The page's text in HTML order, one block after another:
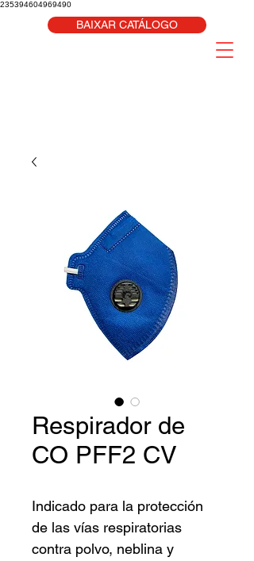
235394604969490
BAIXAR CATÁLOGO
Respirador de
CO PFF2 CV
Indicado para la protección
de las vías respiratorias
contra polvo, neblina y